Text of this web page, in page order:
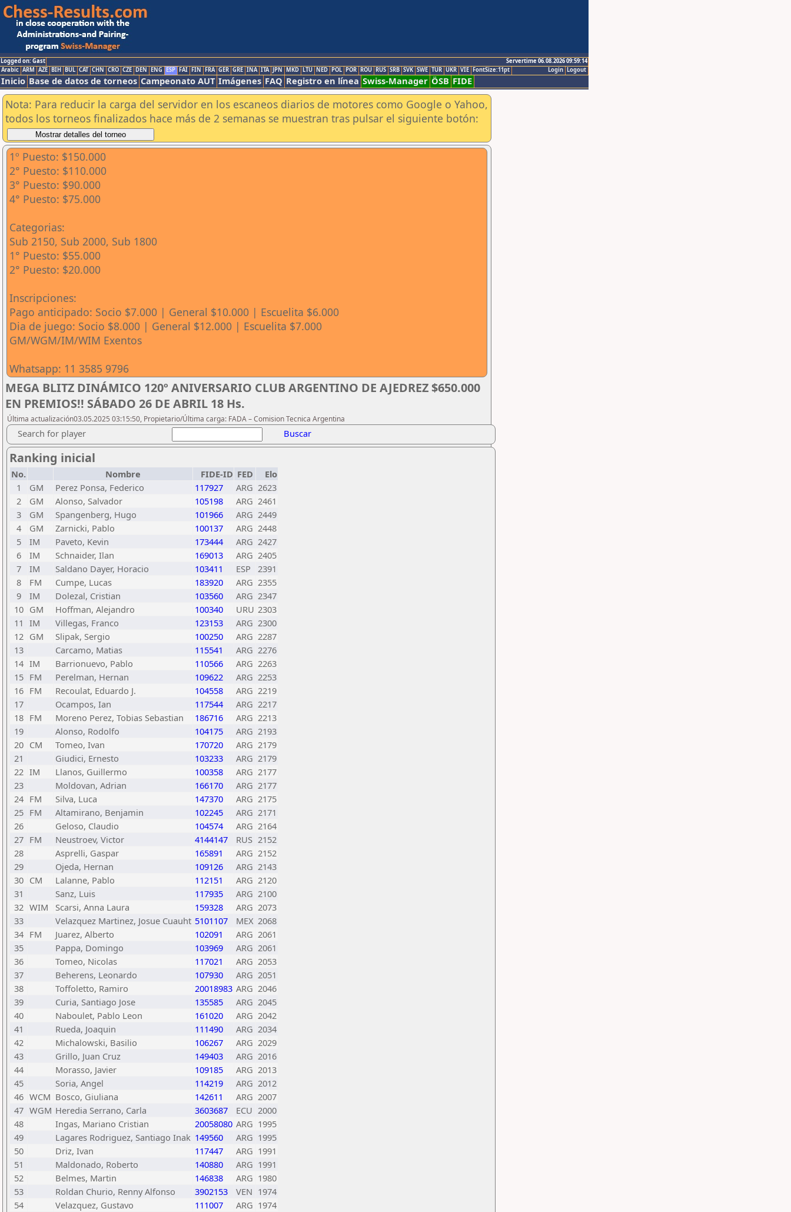
Logged on: Gast
Servertime 06.08.2026 09:59:14
Logout
Login
Arabic ARM AZE BIH BUL CAT CHN CRO CZE DEN ENG ESP FAI FIN FRA GER GRE INA ITA JPN MKD LTU NED POL POR ROU RUS SRB SVK SWE TUR UKR VIE FontSize:11pt
Inicio Base de datos de torneos Campeonato AUT Imágenes FAQ Registro en línea Swiss-Manager ÖSB FIDE
Nota: Para reducir la carga del servidor en los escaneos diarios de motores como Google o Yahoo,
todos los torneos finalizados hace más de 2 semanas se muestran tras pulsar el siguiente botón:
1º Puesto: $150.000
2° Puesto: $110.000
3° Puesto: $90.000
4° Puesto: $75.000
Categorias:
Sub 2150, Sub 2000, Sub 1800
1° Puesto: $55.000
2° Puesto: $20.000
Inscripciones:
Pago anticipado: Socio $7.000 | General $10.000 | Escuelita $6.000
Dia de juego: Socio $8.000 | General $12.000 | Escuelita $7.000
GM/WGM/IM/WIM Exentos
Whatsapp: 11 3585 9796
MEGA BLITZ DINÁMICO 120º ANIVERSARIO CLUB ARGENTINO DE AJEDREZ $650.000
EN PREMIOS!! SÁBADO 26 DE ABRIL 18 Hs.
Última actualización03.05.2025 03:15:50, Propietario/Última carga: FADA – Comision Tecnica Argentina
Search for player Buscar
Ranking inicial
No. Nombre FIDE-ID FED
Elo
1
GM Perez Ponsa, Federico 117927 ARG 2623
2
GM Alonso, Salvador 105198 ARG 2461
3
GM Spangenberg, Hugo 101966 ARG 2449
4
GM Zarnicki, Pablo 100137 ARG 2448
5
IM Paveto, Kevin 173444 ARG 2427
6
IM Schnaider, Ilan 169013 ARG 2405
7
IM Saldano Dayer, Horacio 103411 ESP
2391
8
FM Cumpe, Lucas 183920 ARG 2355
9
IM Dolezal, Cristian 103560 ARG 2347
10 GM Hoffman, Alejandro 100340 URU 2303
11 IM Villegas, Franco 123153 ARG 2300
12 GM Slipak, Sergio 100250 ARG 2287
13
Carcamo, Matias 115541 ARG 2276
14 IM Barrionuevo, Pablo 110566 ARG 2263
15 FM Perelman, Hernan 109622 ARG 2253
16 FM Recoulat, Eduardo J. 104558 ARG 2219
17
Ocampos, Ian 117544 ARG 2217
18 FM Moreno Perez, Tobias Sebastian 186716 ARG 2213
19
Alonso, Rodolfo 104175 ARG 2193
20 CM Tomeo, Ivan 170720 ARG 2179
21
Giudici, Ernesto 103233 ARG 2179
22 IM Llanos, Guillermo 100358 ARG 2177
23
Moldovan, Adrian 166170 ARG 2177
24 FM Silva, Luca 147370 ARG 2175
25 FM Altamirano, Benjamin 102245 ARG 2171
26
Geloso, Claudio 104574 ARG 2164
27 FM Neustroev, Victor 4144147 RUS 2152
28
Asprelli, Gaspar 165891 ARG 2152
29
Ojeda, Hernan 109126 ARG 2143
30 CM Lalanne, Pablo 112151 ARG 2120
31
Sanz, Luis 117935 ARG 2100
32 WIM Scarsi, Anna Laura 159328 ARG 2073
33
Velazquez Martinez, Josue Cuauht 5101107 MEX 2068
34 FM Juarez, Alberto 102091 ARG 2061
35
Pappa, Domingo 103969 ARG 2061
36
Tomeo, Nicolas 117021 ARG 2053
37
Beherens, Leonardo 107930 ARG 2051
38
Toffoletto, Ramiro 20018983 ARG 2046
39
Curia, Santiago Jose 135585 ARG 2045
40
Naboulet, Pablo Leon 161020 ARG 2042
41
Rueda, Joaquin 111490 ARG 2034
42
Michalowski, Basilio 106267 ARG 2029
43
Grillo, Juan Cruz 149403 ARG 2016
44
Morasso, Javier 109185 ARG 2013
45
Soria, Angel 114219 ARG 2012
46 WCM Bosco, Giuliana 142611 ARG 2007
47 WGM Heredia Serrano, Carla 3603687 ECU 2000
48
Ingas, Mariano Cristian 20058080 ARG 1995
49
Lagares Rodriguez, Santiago Inak 149560 ARG 1995
50
Driz, Ivan 117447 ARG 1991
51
Maldonado, Roberto 140880 ARG 1991
52
Belmes, Martin 146838 ARG 1980
53
Roldan Churio, Renny Alfonso 3902153 VEN 1974
54
Velazquez, Gustavo 111007 ARG 1974